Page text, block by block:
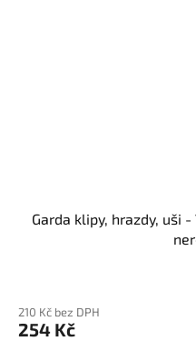
Garda klipy, hrazdy, uši
210 Kč bez DPH
254 Kč